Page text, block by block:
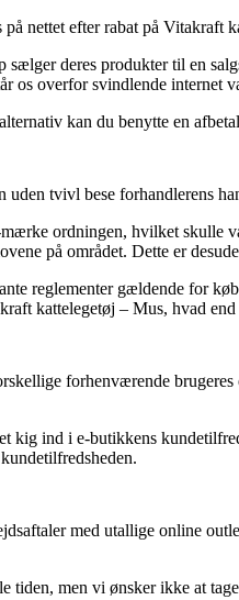
nettet efter rabat på Vitakraft
deres produkter til en
os overfor svindlende internet
kan du benytte en
tvivl bese forhandlerens
ordningen, hvilket
på området. Dette er
reglementer gældende for
kattelegetøj – Mus, hvad end
forhenværende
ind i e-butikkens
med utallige online
tiden, men vi ønsker ikke at